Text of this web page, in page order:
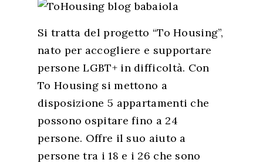
Si tratta del progetto “To Housing”,
nato per accogliere e supportare
persone LGBT+ in difficoltà. Con
To Housing si mettono a
disposizione 5 appartamenti che
possono ospitare fino a 24
persone. Offre il suo aiuto a
persone tra i 18 e i 26 che sono